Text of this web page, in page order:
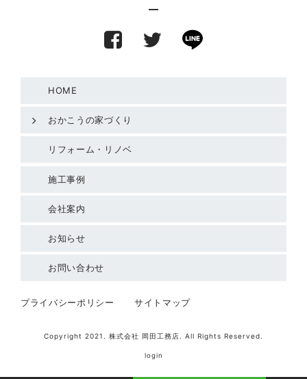
HOME
おかこうの家づくり
リフォーム・リノベ
施工事例
会社案内
お知らせ
お問い合わせ
プライバシーポリシー サイトマップ
Copyright 2021. 株式会社 岡田工務店. All Rights Reserved.
login